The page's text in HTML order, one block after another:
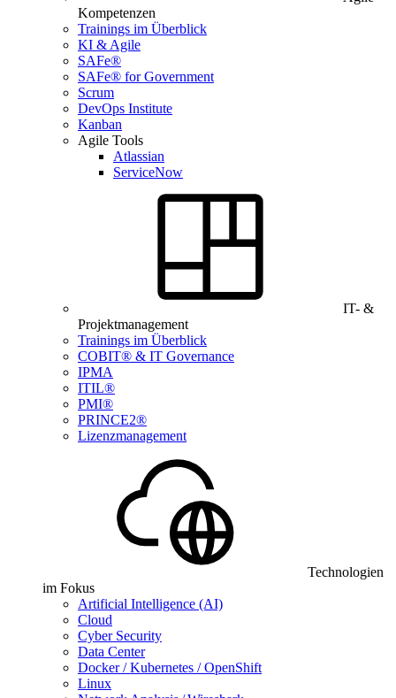
Kompetenzen
Trainings im Überblick
KI & Agile
SAFe®
SAFe® for Government
Scrum
DevOps Institute
Kanban
Agile Tools
Atlassian
ServiceNow
IT- &
Projektmanagement
Trainings im Überblick
COBIT® & IT Governance
IPMA
ITIL®
PMI®
PRINCE2®
Lizenzmanagement
Technologien
im Fokus
Artificial Intelligence (AI)
Cloud
Cyber Security
Data Center
Docker / Kubernetes / OpenShift
Linux